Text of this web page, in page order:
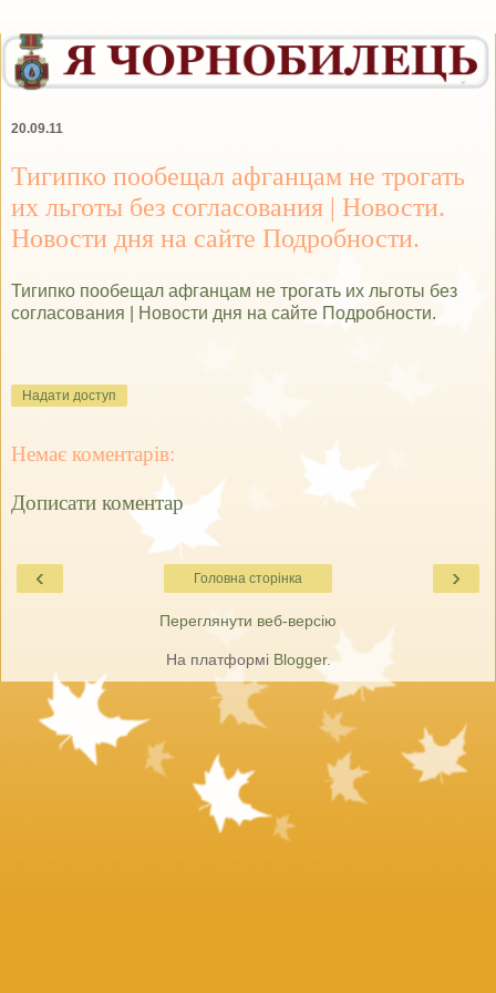
20.09.11
Тигипко пообещал афганцам не трогать
их льготы без согласования | Новости.
Новости дня на сайте Подробности.
Тигипко пообещал афганцам не трогать их льготы без
согласования | Новости дня на сайте Подробности.
Надати доступ
Немає коментарів:
Дописати коментар
‹ ›
Головна сторінка
Переглянути веб-версію
На платформі Blogger.